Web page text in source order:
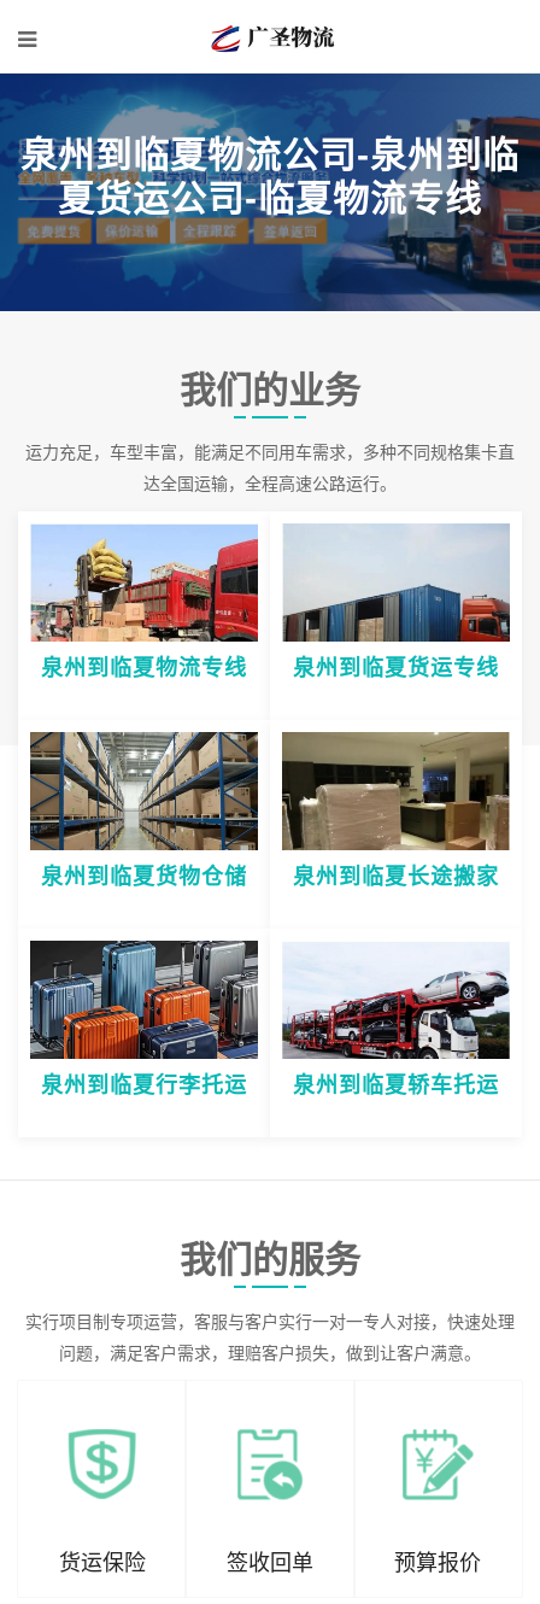
泉州到临夏物流公司-泉州到临
夏货运公司-临夏物流专线
我们的业务
运力充足，车型丰富，能满足不同用车需求，多种不同规格集卡直
达全国运输，全程高速公路运行。
泉州到临夏物流专线 泉州到临夏货运专线
泉州到临夏货物仓储 泉州到临夏长途搬家
泉州到临夏行李托运 泉州到临夏轿车托运
我们的服务
实行项目制专项运营，客服与客户实行一对一专人对接，快速处理
问题，满足客户需求，理赔客户损失，做到让客户满意。
货运保险 签收回单 预算报价